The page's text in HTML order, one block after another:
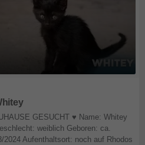
GESUCHT ♥️ Name: Whitey
weiblich Geboren: ca.
2024 Aufenthaltsort: noch auf Rhodos